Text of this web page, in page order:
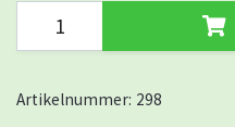
Artikelnummer: 298